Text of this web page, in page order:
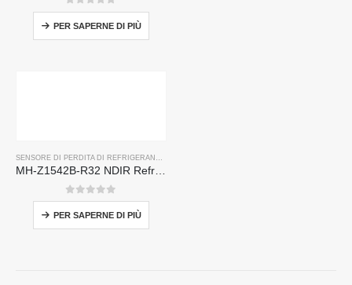
0su 5
PER SAPERNE DI PIÙ
SENSORE DI PERDITA DI REFRIGERANTE R32
MH-Z1542B-R32 NDIR Refrigerant Sensor | High Sensitivity | Long Lifespan | HVAC & Industrial Safety
0su 5
PER SAPERNE DI PIÙ